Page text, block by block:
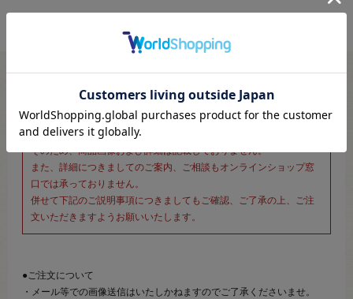
※新宿オカダヤ本店お取り扱い商品のご注文専用ページです※
こちらのページは、店頭にてあらかじめ商品詳細および商品コード
をご確認いただいた上でご注文いただけるページです。
そのため、商品画像および詳細は記載しておりません。
また、詳細につきましてのご案内、ご相談もオンラインショップ窓
口では承っておりません。
併せて下記のご説明事項につきましてもご確認、ご了承の上、ご注
文いただきますようお願いいたします。
●ご注文について
・メール等での画像送信はいたしかねますのでご了承くださいませ。